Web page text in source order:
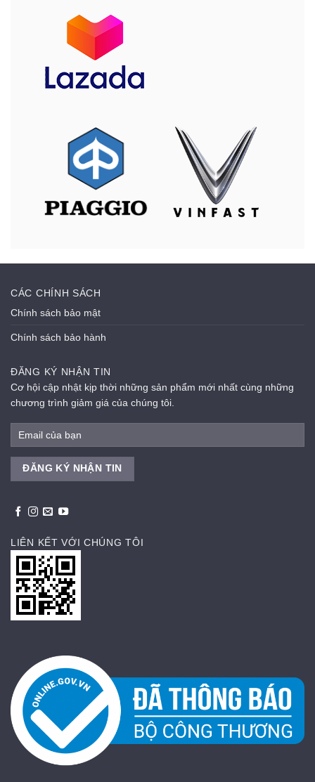
CÁC CHÍNH SÁCH
Chính sách bảo mật
Chính sách bảo hành
ĐĂNG KÝ NHẬN TIN
Cơ hội cập nhật kịp thời những sản phẩm mới nhất cùng những
chương trình giảm giá của chúng tôi.
LIÊN KẾT VỚI CHÚNG TÔI